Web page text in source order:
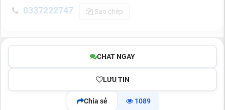
0337222747 Sao chép
CHAT NGAY
LƯU TIN
Chia sẻ 1089